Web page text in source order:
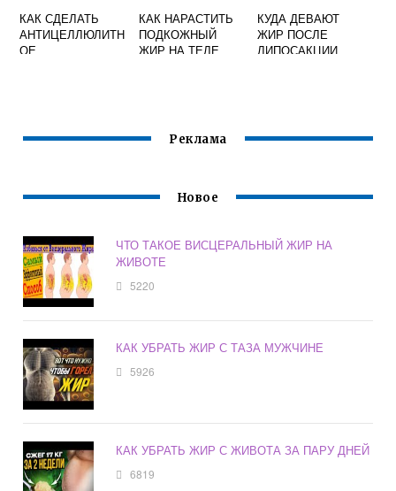
КАК СДЕЛАТЬ
АНТИЦЕЛЛЮЛИТН
ОЕ
КАК НАРАСТИТЬ
ПОДКОЖНЫЙ
ЖИР НА ТЕЛЕ
КУДА ДЕВАЮТ
ЖИР ПОСЛЕ
ЛИПОСАКЦИИ
Реклама
Новое
ЧТО ТАКОЕ ВИСЦЕРАЛЬНЫЙ ЖИР НА
ЖИВОТЕ
5220
КАК УБРАТЬ ЖИР С ТАЗА МУЖЧИНЕ
5926
КАК УБРАТЬ ЖИР С ЖИВОТА ЗА ПАРУ ДНЕЙ
6819